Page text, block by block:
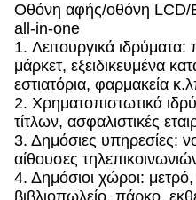
Οθόνη αφής/οθόνη LCD/
all-in-one
1. Λειτουργικά
μάρκετ, εξειδικευμένα
εστιατόρια, φαρμακεία
2. Χρηματοπιστωτικά
τίτλων, ασφαλιστικές
3. Δημόσιες υπηρεσίες:
αίθουσες
4. Δημόσιοι χώροι:
βιβλιοπωλείο, πάρκο,